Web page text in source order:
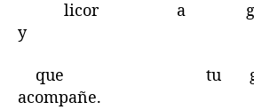
licor a
y
que tu
acompañe.